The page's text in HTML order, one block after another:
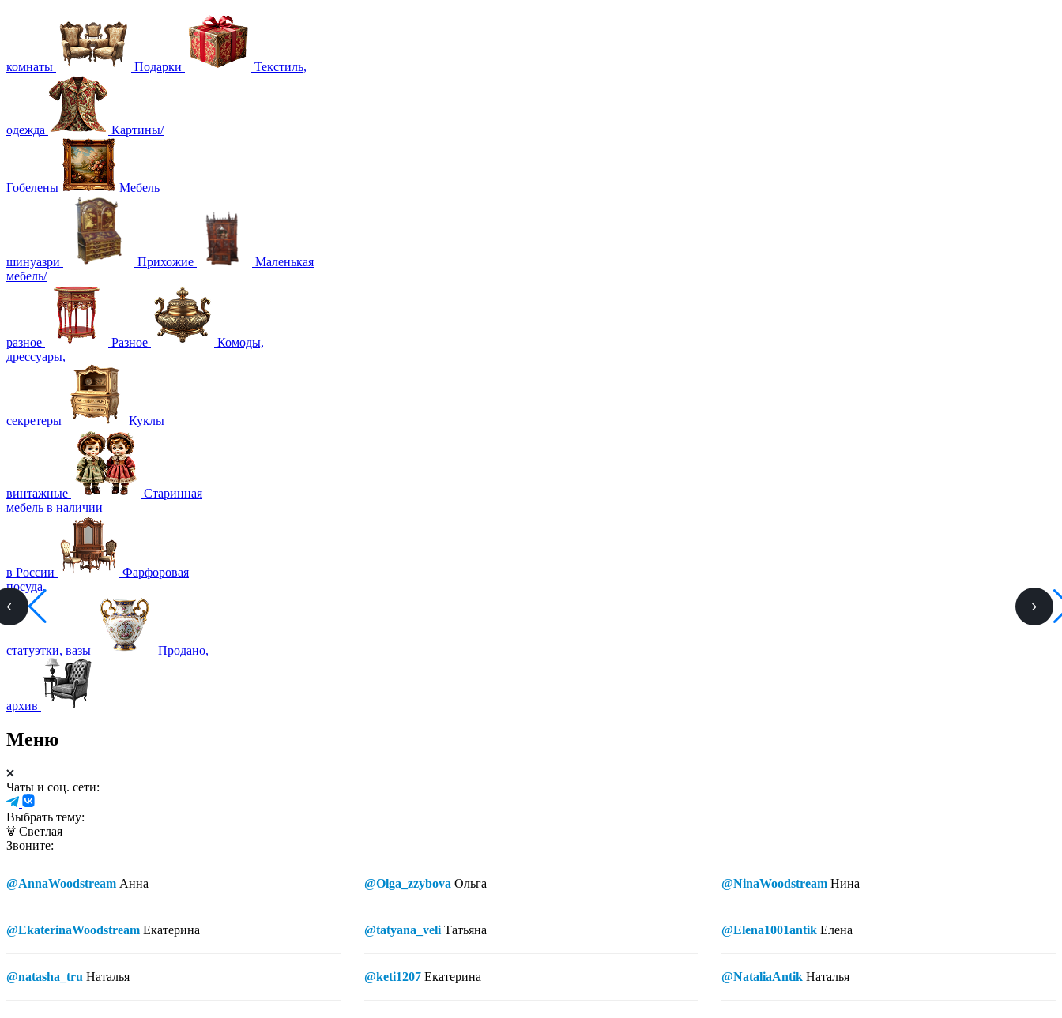
комнаты Подарки Текстиль,
одежда Картины/
Гобелены Мебель
шинуазри Прихожие
Маленькая
мебель/
разное Разное
Комоды,
дрессуары,
секретеры Куклы
винтажные
Старинная
мебель в наличии
в России
Фарфоровая
посуда,
статуэтки, вазы Продано,
архив
Меню
Чаты и соц. сети:
Выбрать тему:
Светлая
Звоните:
@AnnaWoodstream Анна
@EkaterinaWoodstream Екатерина
@natasha_tru Наталья
@Olga_zzybova Ольга
@tatyana_veli Татьяна
@keti1207 Екатерина
@NinaWoodstream Нина
@Elena1001antik Елена
@NataliaAntik Наталья